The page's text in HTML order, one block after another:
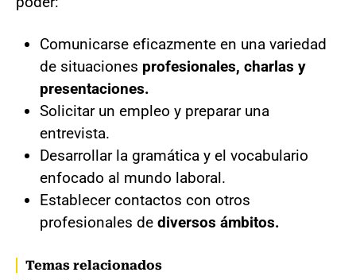
Comunicarse eficazmente en una variedad
de situaciones profesionales, charlas y
presentaciones.
Solicitar un empleo y preparar una
entrevista.
Desarrollar la gramática y el vocabulario
enfocado al mundo laboral.
Establecer contactos con otros
profesionales de diversos ámbitos.
Temas relacionados